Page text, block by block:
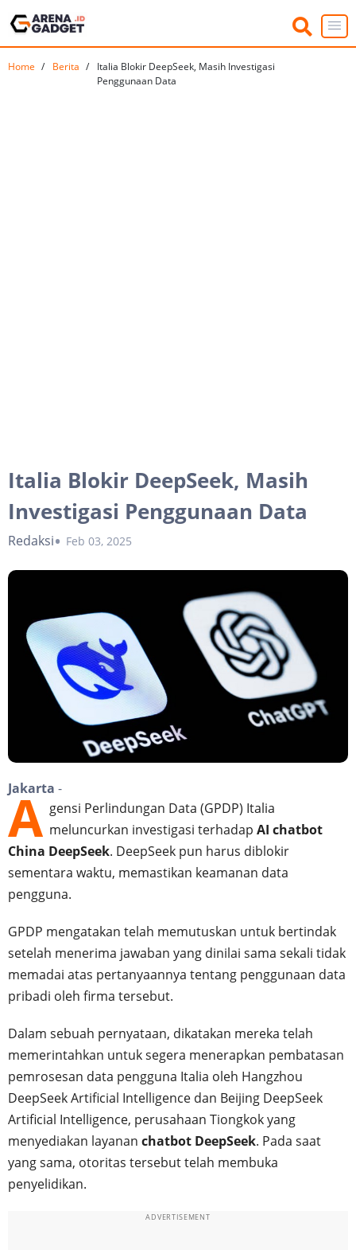
Home Berita
Italia Blokir DeepSeek, Masih Investigasi
Penggunaan Data
Italia Blokir DeepSeek, Masih
Investigasi Penggunaan Data
Redaksi Feb 03, 2025
Jakarta -
A gensi Perlindungan Data (GPDP) Italia
meluncurkan investigasi terhadap AI chatbot
China DeepSeek. DeepSeek pun harus diblokir
sementara waktu, memastikan keamanan data
pengguna.
GPDP mengatakan telah memutuskan untuk bertindak
setelah menerima jawaban yang dinilai sama sekali tidak
memadai atas pertanyaannya tentang penggunaan data
pribadi oleh firma tersebut.
Dalam sebuah pernyataan, dikatakan mereka telah
memerintahkan untuk segera menerapkan pembatasan
pemrosesan data pengguna Italia oleh Hangzhou
DeepSeek Artificial Intelligence dan Beijing DeepSeek
Artificial Intelligence, perusahaan Tiongkok yang
menyediakan layanan chatbot DeepSeek. Pada saat
yang sama, otoritas tersebut telah membuka
penyelidikan.
ADVERTISEMENT